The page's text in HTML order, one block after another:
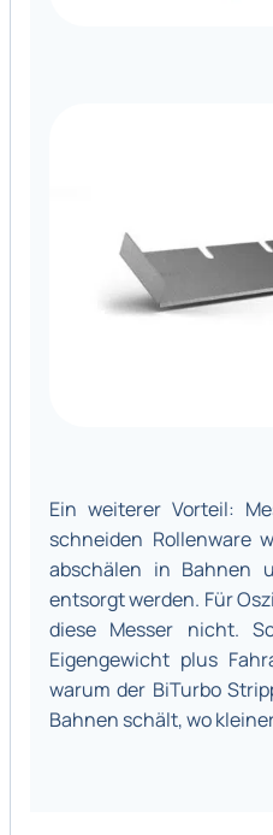
Ein weiterer Vorteil:
schneiden Rollenware
abschälen in Bahnen
entsorgt werden. Für
diese Messer nicht.
Eigengewicht plus
warum der BiTurbo
Bahnen schält, wo